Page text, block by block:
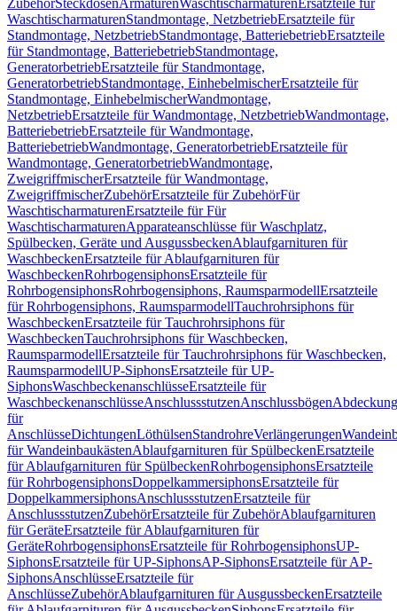
ZubehörSteckdosenArmaturenWaschtischarmaturen Ersatzteile für
WaschtischarmaturenStandmontage, NetzbetriebErsatzteile für
Standmontage, NetzbetriebStandmontage, BatteriebetriebErsatzteile
für Standmontage, BatteriebetriebStandmontage,
GeneratorbetriebErsatzteile für Standmontage,
GeneratorbetriebStandmontage, EinhebelmischerErsatzteile für
Standmontage, EinhebelmischerWandmontage,
NetzbetriebErsatzteile für Wandmontage, NetzbetriebWandmontage,
BatteriebetriebErsatzteile für Wandmontage,
BatteriebetriebWandmontage, GeneratorbetriebErsatzteile für
Wandmontage, GeneratorbetriebWandmontage,
ZweigriffmischerErsatzteile für Wandmontage,
ZweigriffmischerZubehörErsatzteile für ZubehörFür
WaschtischarmaturenErsatzteile für Für
WaschtischarmaturenApparateanschlüsse für Waschplatz,
Spülbecken, Geräte und AusgussbeckenAblaufgarnituren für
WaschbeckenErsatzteile für Ablaufgarnituren für
WaschbeckenRohrbogensiphonsErsatzteile für
RohrbogensiphonsRohrbogensiphons, RaumsparmodellErsatzteile
für Rohrbogensiphons, RaumsparmodellTauchrohrsiphons für
WaschbeckenErsatzteile für Tauchrohrsiphons für
WaschbeckenTauchrohrsiphons für Waschbecken,
RaumsparmodellErsatzteile für Tauchrohrsiphons für Waschbecken,
RaumsparmodellUP-SiphonsErsatzteile für UP-
SiphonsWaschbeckenanschlüsseErsatzteile für
WaschbeckenanschlüsseAnschlussstutzenAnschlussbögen
für
AnschlüsseDichtungenLöthülsenStandrohreVerlängerungen
für WandeinbaukästenAblaufgarnituren für SpülbeckenErsatzteile
für Ablaufgarnituren für SpülbeckenRohrbogensiphonsErsatzteile
für RohrbogensiphonsDoppelkammersiphonsErsatzteile für
DoppelkammersiphonsAnschlussstutzenErsatzteile für
AnschlussstutzenZubehörErsatzteile für ZubehörAblaufgarnituren
für GeräteErsatzteile für Ablaufgarnituren für
GeräteRohrbogensiphonsErsatzteile für RohrbogensiphonsUP-
SiphonsErsatzteile für UP-SiphonsAP-SiphonsErsatzteile für AP-
SiphonsAnschlüsseErsatzteile für
AnschlüsseZubehörAblaufgarnituren für AusgussbeckenErsatzteile